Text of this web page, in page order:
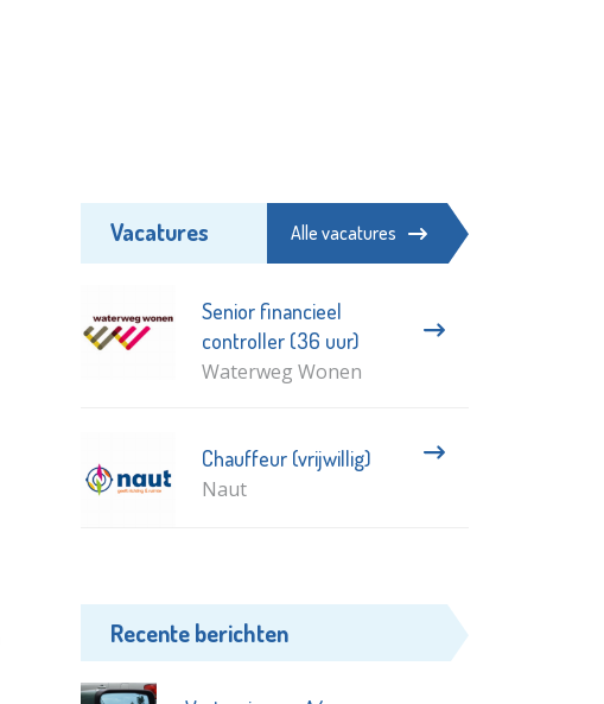
Vacatures Alle vacatures
Senior financieel
controller (36 uur)
Waterweg Wonen
Chauffeur (vrijwillig)
Naut
Recente berichten